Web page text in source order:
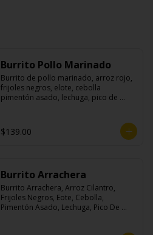
Burrito Pollo Marinado
Burrito de pollo marinado, arroz rojo,
frijoles negros, elote, cebolla
pimentón asado, lechuga, pico de
$139.00
Burrito Arrachera
Burrito Arrachera, Arroz Cilantro,
Frijoles Negros, Eote, Cebolla,
Pimentón Asado, Lechuga, Pico De